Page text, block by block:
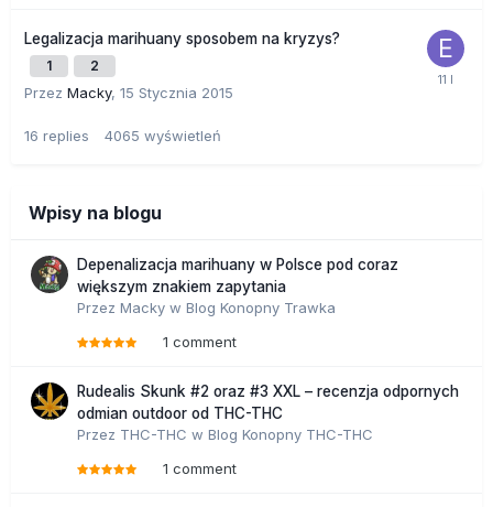
Legalizacja marihuany sposobem na kryzys?
1 2
Przez Macky, 15 Stycznia 2015
16 replies 4065 wyświetleń
Wpisy na blogu
Depenalizacja marihuany w Polsce pod coraz
większym znakiem zapytania
Przez Macky w Blog Konopny Trawka
1 comment
Rudealis Skunk #2 oraz #3 XXL – recenzja odpornych
odmian outdoor od THC-THC
Przez THC-THC w Blog Konopny THC-THC
1 comment